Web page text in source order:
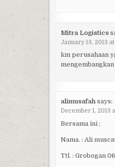
Mitra Logistics
January 13, 2013
km perusahaan
mengembangkan
alimusafah says:
December 1, 2013
Bersama ini ;
Nama. : Ali
Ttl. : Grobogan